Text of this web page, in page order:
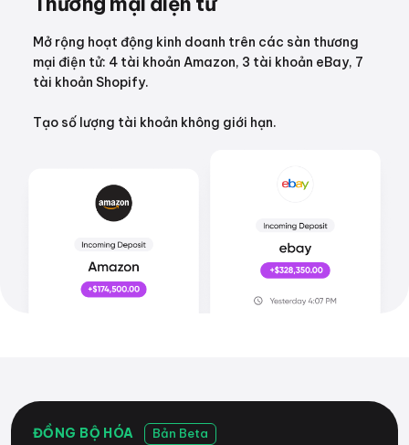
Mở rộng hoạt động kinh doanh trên các sàn thương
mại điện tử: 4 tài khoản Amazon, 3 tài khoản eBay, 7
tài khoản Shopify.
Tạo số lượng tài khoản không giới hạn.
ĐỒNG BỘ HÓA Bản Beta